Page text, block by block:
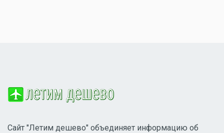
Сайт "Летим дешево" объединяет информацию об